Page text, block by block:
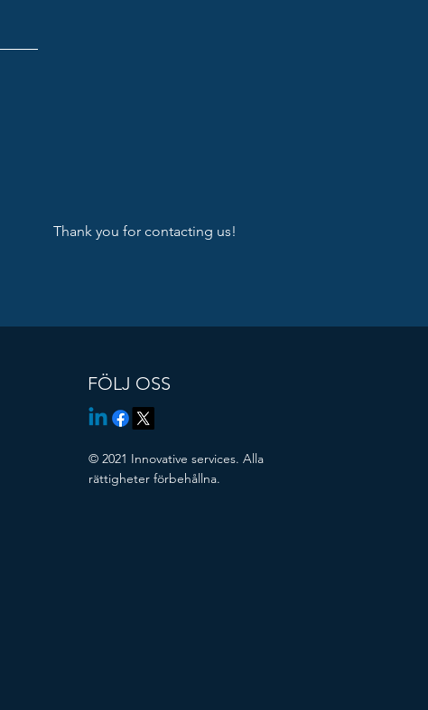
Thank you for contacting us!
FÖLJ OSS
© 2021 Innovative services. Alla
rättigheter förbehållna.